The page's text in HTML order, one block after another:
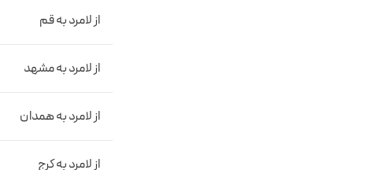
از لامرد به قم
از لامرد به مشهد
از لامرد به همدان
از لامرد به کرج